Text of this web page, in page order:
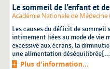
Le sommeil de l’enfant et
Académie Nationale de Médecine
Les causes du déficit de sommeil
intimement liées au mode de vie
excessive aux écrans, la
une alimentation
Plus d'information...